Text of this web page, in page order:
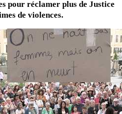
pour réclamer plus de Justice
de violences.